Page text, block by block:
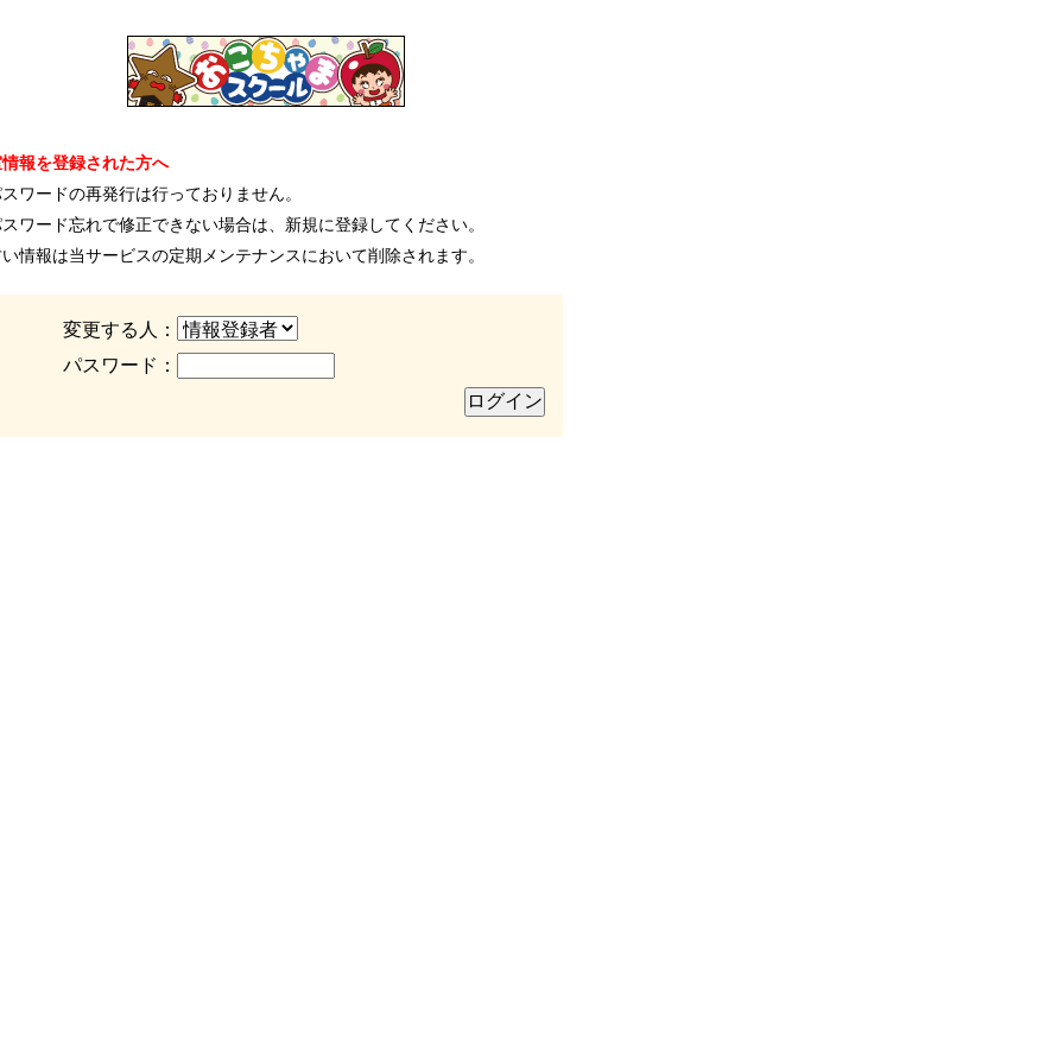
報を登録された方へ
スワードの再発行は行っておりません。
スワード忘れで修正できない場合は、新規に登録してください。
い情報は当サービスの定期メンテナンスにおいて削除されます。
変更する人：
パスワード：